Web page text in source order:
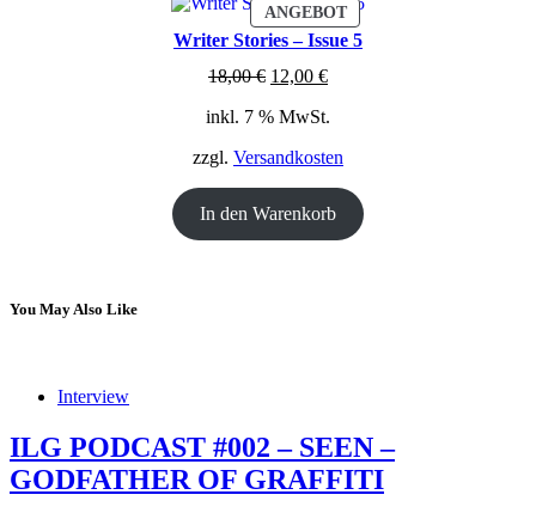
ANGEBOTPRODUKT
IM
ANGEBOT
Writer Stories – Issue 5
18,00€ Ursprünglicher
war:
12,00 €Aktueller
ist:
inkl. 7 % MwSt.
zzgl. Versandkosten
In den Warenkorb
You May Also Like
Interview
ILG PODCAST #002 – SEEN –
GODFATHER OF GRAFFITI